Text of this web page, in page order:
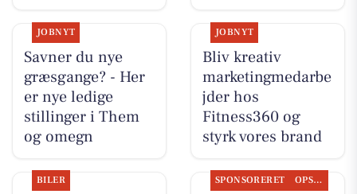
JOBNYT
Savner du nye
græsgange? - Her
er nye ledige
stillinger i Them
og omegn
JOBNYT
Bliv kreativ
marketingmedarbe
jder hos
Fitness360 og
styrk vores brand
BILER SPONSORERET OPSLAGSTAVLEN